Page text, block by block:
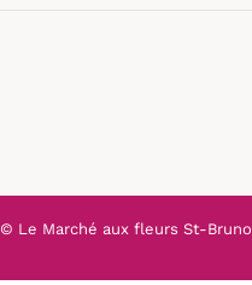
© Le Marché aux fleurs St-Bruno